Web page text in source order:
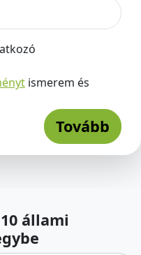
ismerem és
Tovább
állami